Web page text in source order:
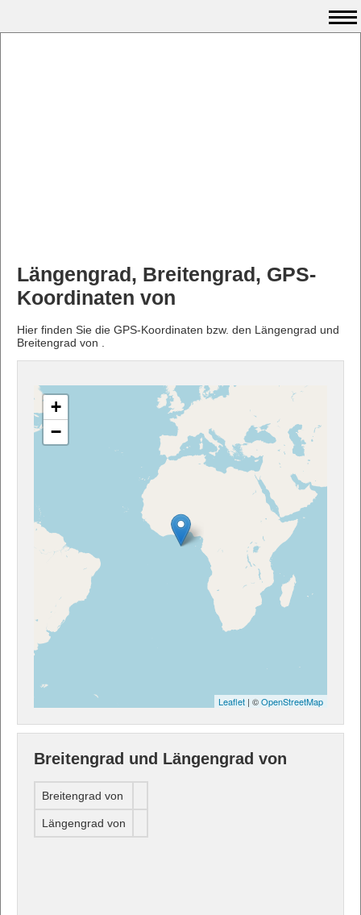
Längengrad, Breitengrad, GPS-
Koordinaten von
Hier finden Sie die GPS-Koordinaten bzw. den Längengrad und
Breitengrad von .
+
−
Leaflet | ©OpenStreetMap
Breitengrad und Längengrad von
Breitengrad von
Längengrad von